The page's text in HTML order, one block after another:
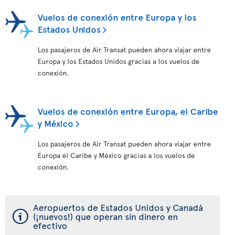
Vuelos de conexión entre Europa y los
Estados Unidos
Los pasajeros de Air Transat pueden ahora viajar entre
Europa y los Estados Unidos gracias a los vuelos de
conexión.
Vuelos de conexión entre Europa, el Caribe
y México
Los pasajeros de Air Transat pueden ahora viajar entre
Europa el Caribe y México gracias a los vuelos de
conexión.
ý Aeropuertos de Estados Unidos y Canadá
(¡nuevos!) que operan sin dinero en
efectivo